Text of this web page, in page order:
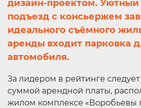
дизайн-проектом. Уютный
подъезд с консьержем
идеального съёмного
аренды входит парковка
автомобиля.
За лидером в рейтинге
суммой арендной платы,
жилом комплексе «Воробьевы